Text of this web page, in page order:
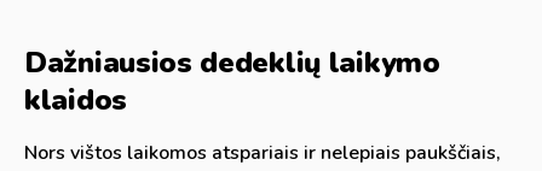
Dažniausios dedeklių laikymo
klaidos
Nors vištos laikomos atspariais ir nelepiais paukščiais,